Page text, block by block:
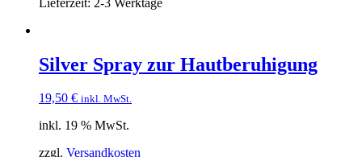
Silver Spray zur Hautberuhigung
19,50 € inkl. MwSt.
inkl. 19 % MwSt.
zzgl. Versandkosten